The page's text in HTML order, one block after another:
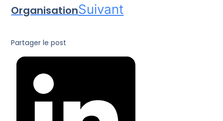
OrganisationSuivant
Partager le post